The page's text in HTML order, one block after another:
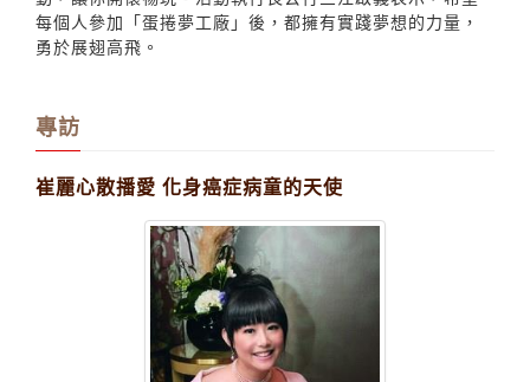
每個人參加「蛋捲夢工廠」後，都擁有實踐夢想的力量，
勇於展翅高飛。
專訪
崔麗心散播愛 化身癌症病童的天使